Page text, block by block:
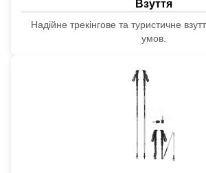
Взуття
Надійне трекінгове та туристичне
умов.